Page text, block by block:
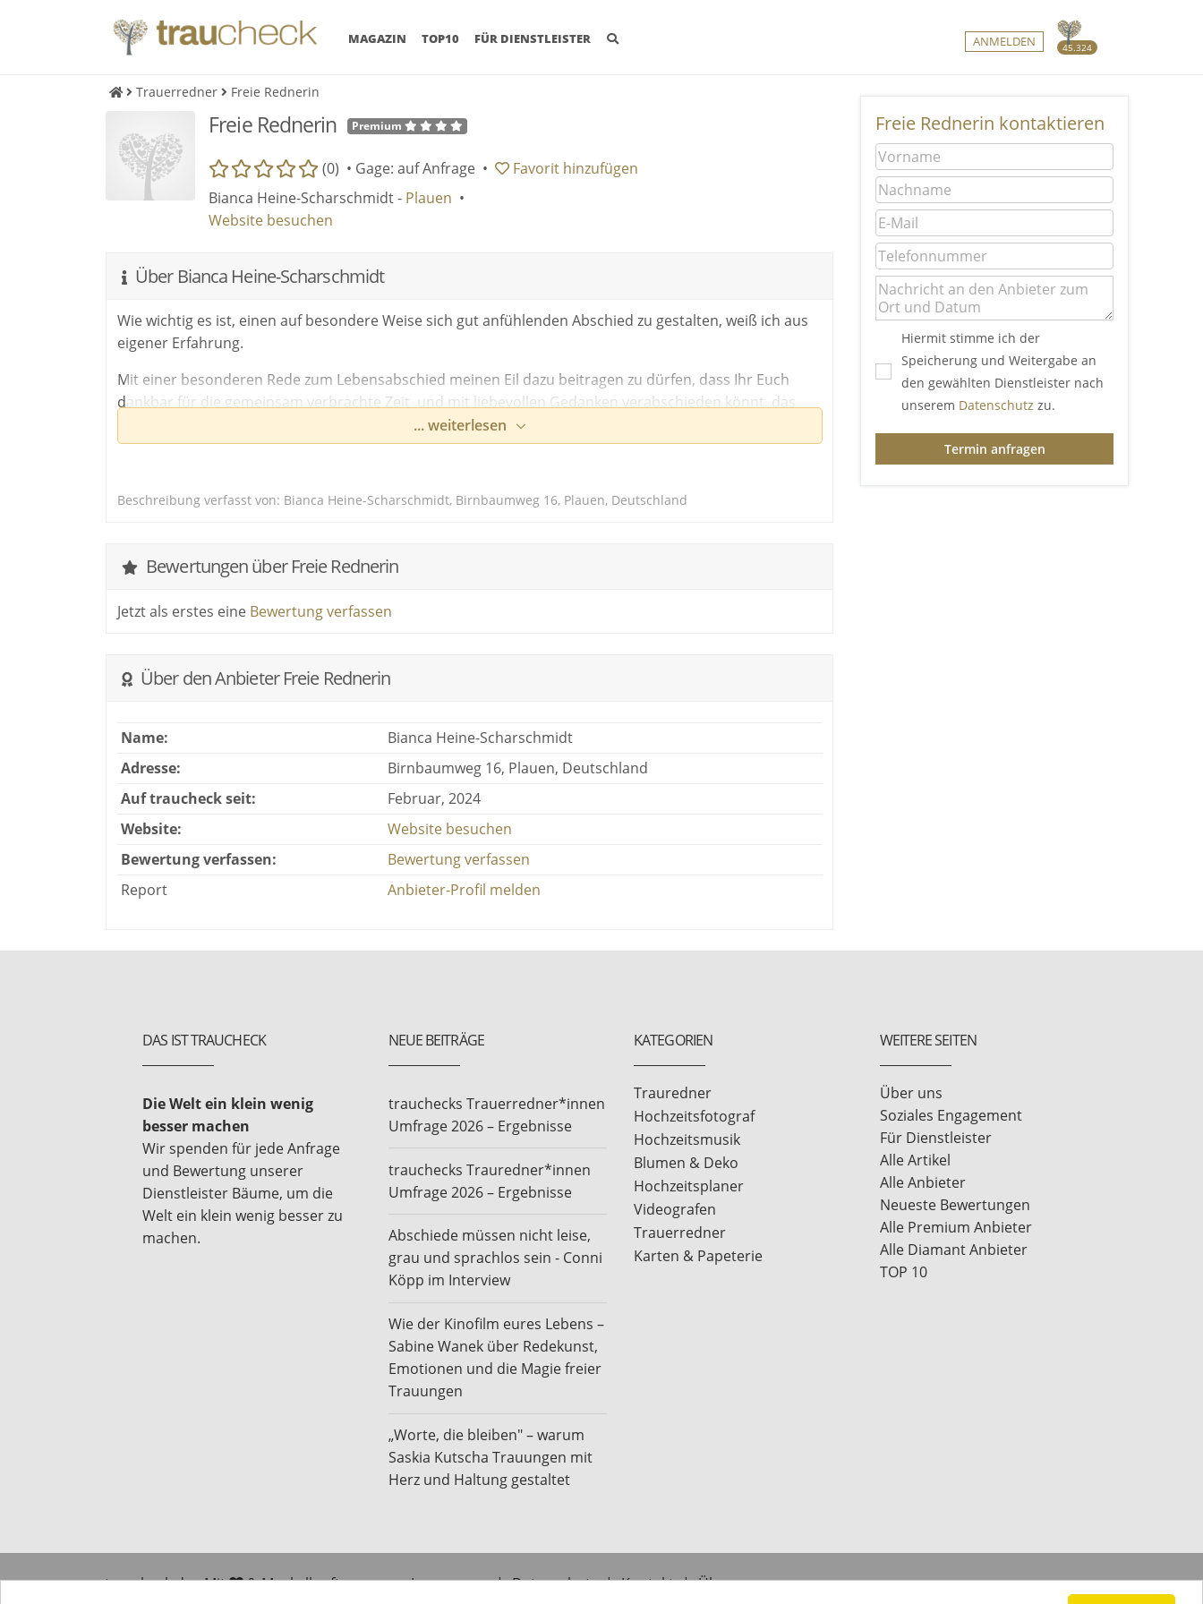
45.324
MAGAZIN (CURRENT)
TOP10 FÜR DIENSTLEISTER ANMELDEN
Trauerredner Freie Rednerin
Freie Rednerin Premium
(0) • Gage: auf Anfrage • Favorit hinzufügen
Bianca Heine-Scharschmidt - Plauen •
Website besuchen
Über Bianca Heine-Scharschmidt
Wie wichtig es ist, einen auf besondere Weise sich gut anfühlenden Abschied zu gestalten, weiß ich aus
eigener Erfahrung.
Mit einer besonderen Rede zum Lebensabschied meinen Eil dazu beitragen zu dürfen, dass Ihr Euch
dankbar für die gemeinsam verbrachte Zeit und mit liebevollen Gedanken verabschieden könnt, das
... weiterlesen
Beschreibung verfasst von: Bianca Heine-Scharschmidt, Birnbaumweg 16, Plauen, Deutschland
Bewertungen über Freie Rednerin
Jetzt als erstes eine Bewertung verfassen
Über den Anbieter Freie Rednerin
Name:
Bianca Heine-Scharschmidt
Adresse:
Birnbaumweg 16, Plauen, Deutschland
Auf traucheck seit:
Februar, 2024
Website:
Website besuchen
Bewertung verfassen:
Bewertung verfassen
Report
Anbieter-Profil melden
Freie Rednerin kontaktieren
Hiermit stimme ich der
Speicherung und Weitergabe an
den gewählten Dienstleister nach
unserem Datenschutz zu.
Termin anfragen
DAS IST TRAUCHECK
Die Welt ein klein wenig
besser machen
Wir spenden für jede Anfrage
und Bewertung unserer
Dienstleister Bäume, um die
Welt ein klein wenig besser zu
machen.
NEUE BEITRÄGE
trauchecks Trauerredner*innen
Umfrage 2026 – Ergebnisse
trauchecks Trauredner*innen
Umfrage 2026 – Ergebnisse
Abschiede müssen nicht leise,
grau und sprachlos sein - Conni
Köpp im Interview
Wie der Kinofilm eures Lebens –
Sabine Wanek über Redekunst,
Emotionen und die Magie freier
Trauungen
„Worte, die bleiben" – warum
Saskia Kutscha Trauungen mit
Herz und Haltung gestaltet
KATEGORIEN
Trauredner
Hochzeitsfotograf
Hochzeitsmusik
Blumen & Deko
Hochzeitsplaner
Videografen
Trauerredner
Karten & Papeterie
WEITERE SEITEN
Über uns
Soziales Engagement
Für Dienstleister
Alle Artikel
Alle Anbieter
Neueste Bewertungen
Alle Premium Anbieter
Alle Diamant Anbieter
TOP 10
traucheck.de - Mit
& Muskelkraft
Impressum | Datenschutz | Kontakt | Über uns